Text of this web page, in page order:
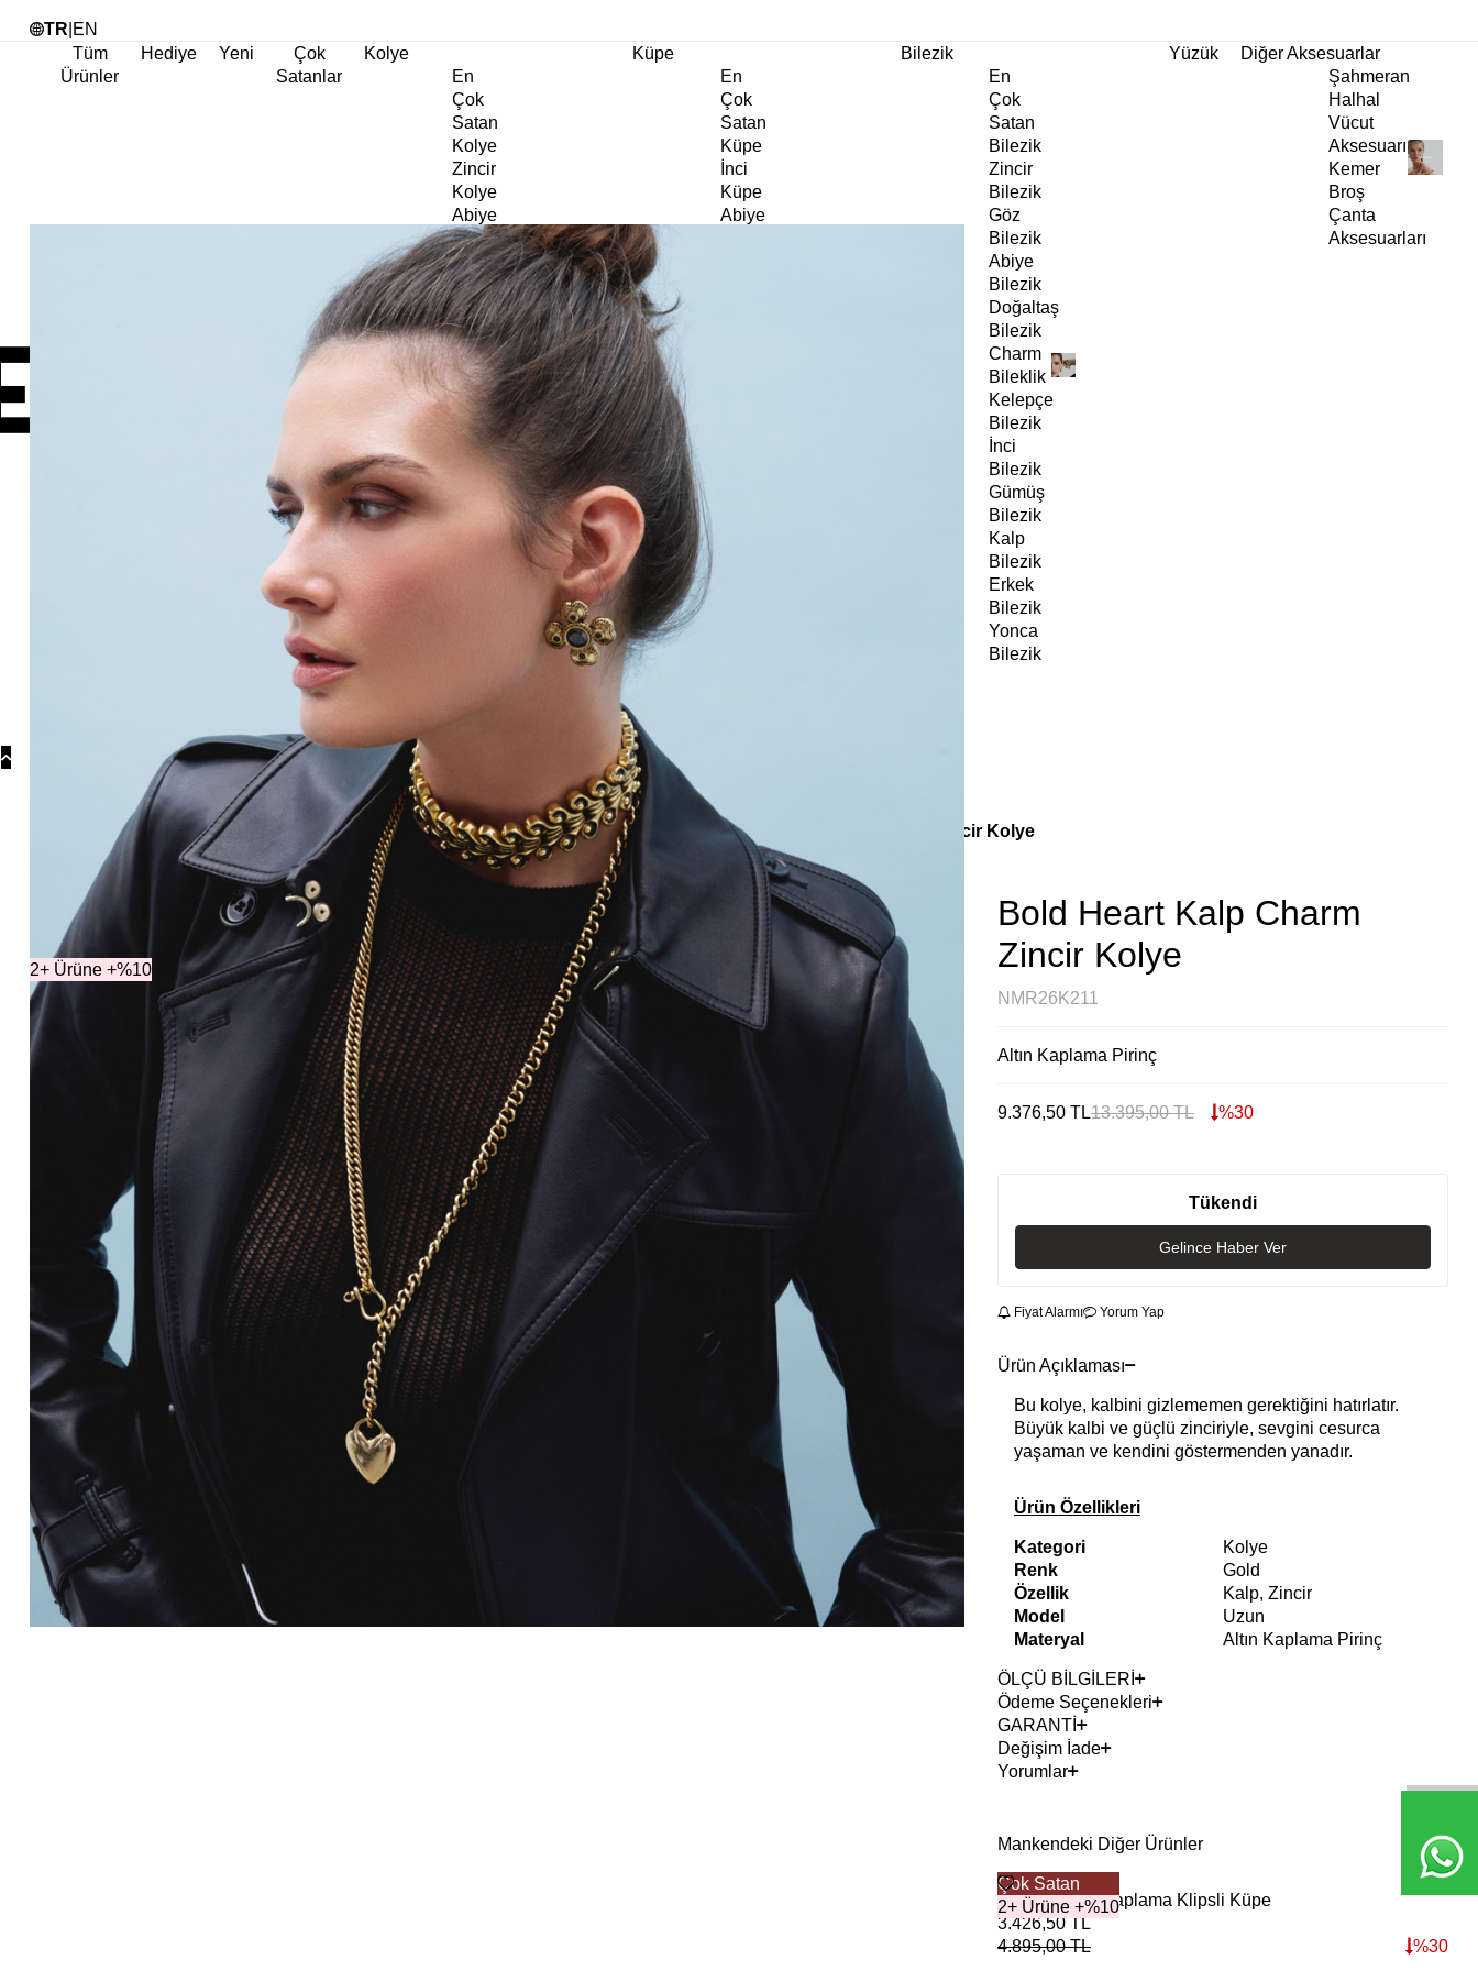
TR EN
Tüm
Ürünler
Hediye Yeni
Çok
Satanlar
Kolye
En
Çok
Satan
Kolye
Zincir
Kolye
Abiye
Kolye
Göz
Kolye
Charm
Kolye
Doğaltaş
Kolye
İnci
Kolye
Choker
Kolye
Gümüş
Küpe
En
Çok
Satan
Küpe
İnci
Küpe
Abiye
Bilezik
En
Çok
Satan
Bilezik
Zincir
Bilezik
Göz
Bilezik
Abiye
Bilezik
Doğaltaş
Bilezik
Charm
Bileklik
Kelepçe
Bilezik
İnci
Bilezik
Gümüş
Bilezik
Kalp
Bilezik
Erkek
Bilezik
Yonca
Bilezik
Yüzük
Diğer Aksesuarlar
Şahmeran
Halhal
Vücut
Aksesuarı
Kemer
Broş
Çanta
Aksesuarları
Koleksiyonlar Koleksiyonlar Lumina Bold Heart Kalp Charm Zincir Kolye
2+ Ürüne +%10
Bold Heart Kalp Charm
Zincir Kolye
NMR26K211
Altın Kaplama Pirinç
9.376,50 TL13.395,00TL %30
Tükendi
Gelince Haber Ver
Fiyat Alarmı Yorum Yap
Ürün Açıklaması
Bu kolye, kalbini gizlememen gerektiğini hatırlatır.
Büyük kalbi ve güçlü zinciriyle, sevgini cesurca
yaşaman ve kendini göstermenden yanadır.
Ürün Özellikleri
Kategori
Kolye
Renk
Gold
Özellik
Kalp, Zincir
Model
Uzun
Materyal
Altın Kaplama Pirinç
ÖLÇÜ BİLGİLERİ
Ödeme Seçenekleri
GARANTİ
Değişim İade
Yorumlar
Mankendeki Diğer Ürünler
Çok Satan
2+ Ürüne +%10
Banana Altın Kaplama Klipsli Küpe
3.426,50TL
4.895,00TL %30